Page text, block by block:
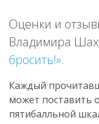
Оценки и
Владимира
бросить!».
Каждый
может поставить
пятибалльной